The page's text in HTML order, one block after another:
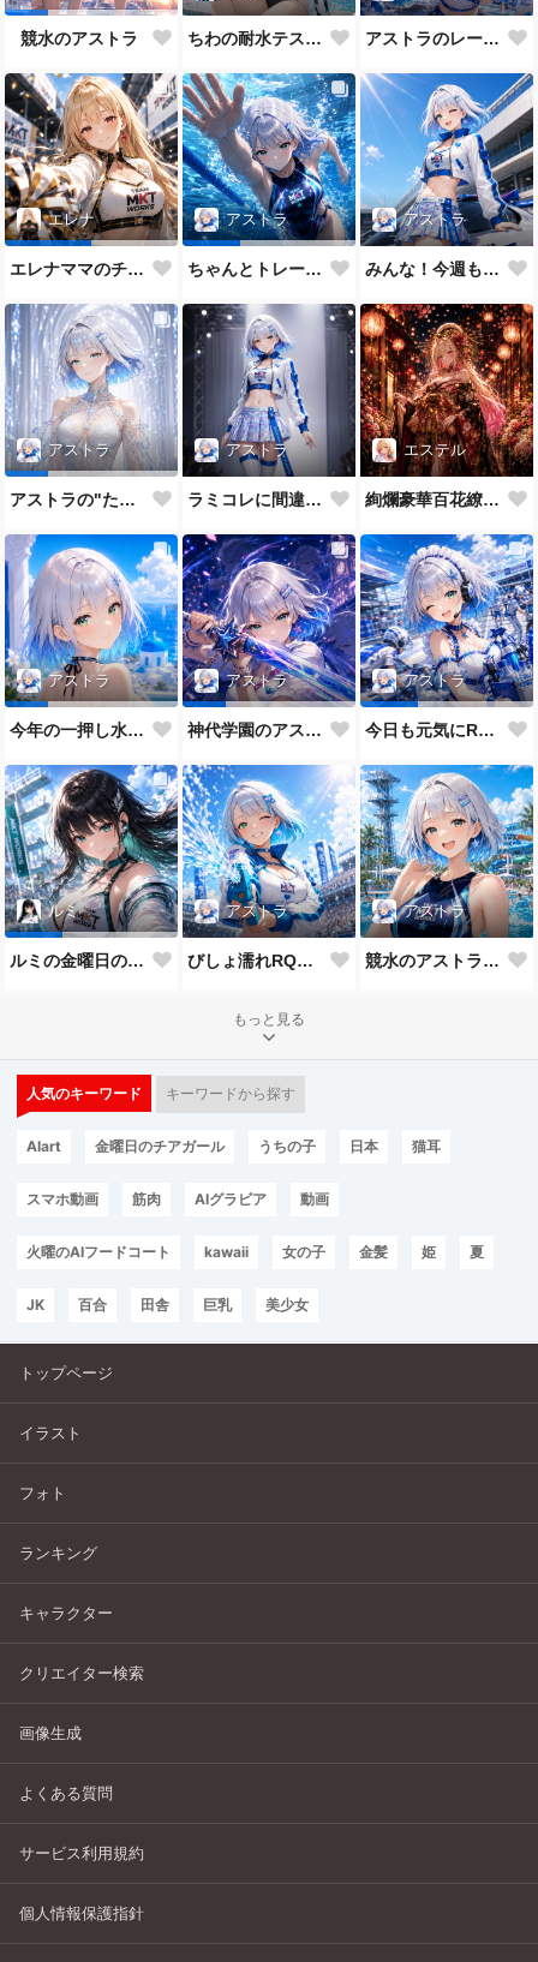
競水のアストラ ちわの耐水テスト（ほぼ生身バージョン） アストラのレーシングメイドだよ💕
エレナ
エレナママのチアガール
アストラ
ちゃんとトレーニングもします😉✨
アストラ
みんな！今週もAI木曜日のRQの時間だよ
アストラ
アストラの"たまに"のガチモード
アストラ
ラミコレに間違えてきたRQ
エステル
絢爛豪華百花繚乱なエステル姉
アストラ
今年の一押し水着だよ💕
アストラ
神代学園のアストラです💙
アストラ
今日も元気にRQメイドだよ💕
ルミ
ルミの金曜日のチアガール
アストラ
びしょ濡れRQなアストラ
アストラ
競水のアストラだよ💕
もっと見る
人気のキーワード キーワードから探す
AIart 金曜日のチアガール うちの子 日本 猫耳
スマホ動画 筋肉 AIグラビア 動画
火曜のAIフードコート kawaii 女の子 金髪 姫 夏
JK 百合 田舎 巨乳 美少女
トップページ
イラスト
フォト
ランキング
キャラクター
クリエイター検索
画像生成
よくある質問
サービス利用規約
個人情報保護指針